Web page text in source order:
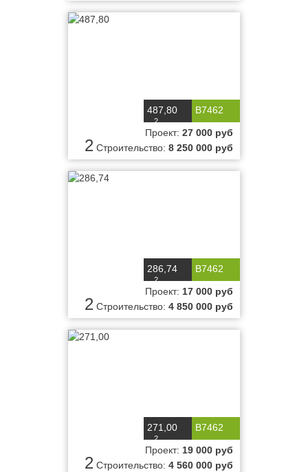
B7462
487,80
м2
2
Проект: 27 000 руб
Строительство: 8 250 000 руб
B7462
286,74
м2
2
Проект: 17 000 руб
Строительство: 4 850 000 руб
B7462
271,00
м2
2
Проект: 19 000 руб
Строительство: 4 560 000 руб